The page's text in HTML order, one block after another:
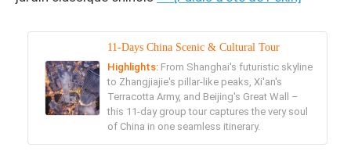
11-Days China Scenic & Cultural Tour
Highlights: From Shanghai's futuristic skyline
to Zhangjiajie's pillar-like peaks, Xi'an's
Terracotta Army, and Beijing's Great Wall –
this 11-day group tour captures the very soul
of China in one seamless itinerary.